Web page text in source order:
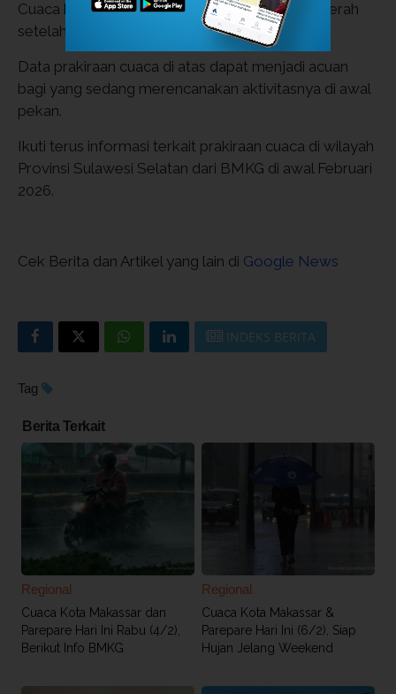
Cuaca kota Makassar dan Parepare ternyata cerah
setelah sering hujan selama beberapa hari lalu.
Data prakiraan cuaca di atas dapat menjadi acuan
bagi yang sedang merencanakan aktivitasnya di awal
pekan.
Ikuti terus informasi terkait prakiraan cuaca di wilayah
Provinsi Sulawesi Selatan dari BMKG di awal Februari
2026.
Cek Berita dan Artikel yang lain di Google News
INDEKS BERITA
Tag
Berita Terkait
Regional
Cuaca Kota Makassar dan
Parepare Hari Ini Rabu (4/2),
Berikut Info BMKG
Regional
Cuaca Kota Makassar &
Parepare Hari Ini (6/2), Siap
Hujan Jelang Weekend